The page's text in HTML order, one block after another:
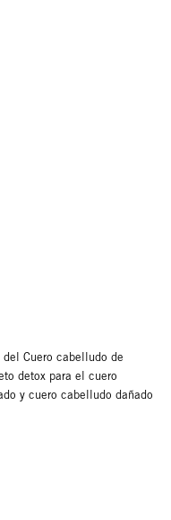
Cuero cabelludo de
detox para el cuero
y cuero cabelludo dañado